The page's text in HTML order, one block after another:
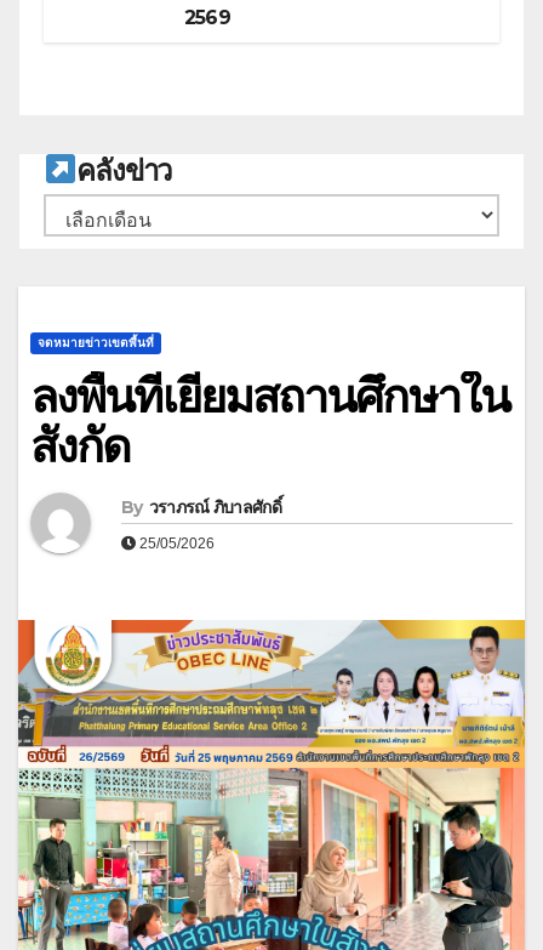
2569
คลังข่าว
คลัง
จดหมายข่าวเขตพื้นที่
ลงพื้นที่เยี่ยมสถานศึกษาใน
สังกัด
By วราภรณ์ ภิบาลศักดิ์
25/05/2026